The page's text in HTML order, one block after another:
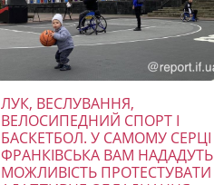
ЛУК, ВЕСЛУВАННЯ,
ВЕЛОСИПЕДНИЙ СПОРТ І
БАСКЕТБОЛ. У САМОМУ СЕРЦІ
ФРАНКІВСЬКА ВАМ НАДАДУТЬ
МОЖЛИВІСТЬ ПРОТЕСТУВАТИ